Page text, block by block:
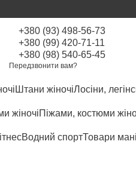
+380 (93) 498-56-73
+380 (99) 420-71-11
+380 (98) 540-65-45
Передзвонити вам?
Штани жіночіЛосіни,
жіночіПіжами, костюми
Водний спортТовари